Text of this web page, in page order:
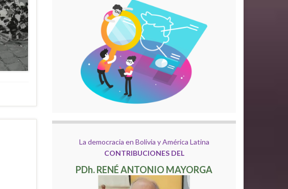
La democracia en Bolivia y América Latina
CONTRIBUCIONES DEL
PDh. RENÉ ANTONIO MAYORGA